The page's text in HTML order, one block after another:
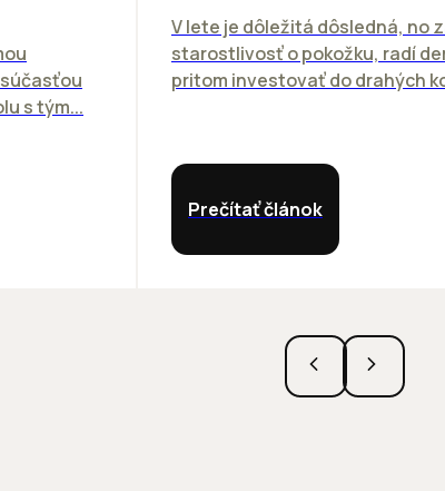
s tým...
V lete je dôležitá dôsledná, no
starostlivosť o pokožku, radí
pritom investovať do drahých
Prečítať článok